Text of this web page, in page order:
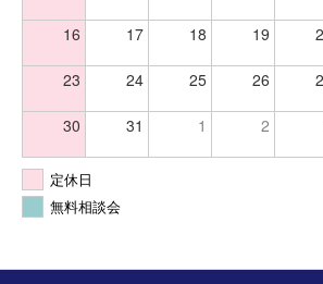
16 17 18 19
23 24 25 26
30 31 1 2
定休日
無料相談会